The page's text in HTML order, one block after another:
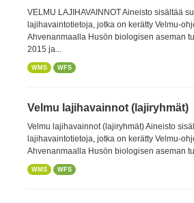
VELMU LAJIHAVAINNOT Aineisto sisältää
lajihavaintotietoja, jotka on kerätty Velmu-
Ahvenanmaalla Husön biologisen aseman
2015 ja...
WMS WFS
Velmu lajihavainnot (lajiryhmät)
Velmu lajihavainnot (lajiryhmät) Aineisto
lajihavaintotietoja, jotka on kerätty Velmu-
Ahvenanmaalla Husön biologisen aseman
WMS WFS